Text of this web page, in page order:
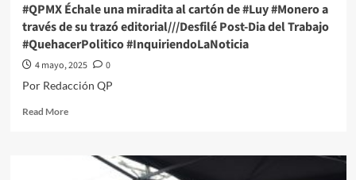
#QPMX Échale una miradita al cartón de #Luy #Monero a
través de su trazó editorial///Desfilé Post-Dia del Trabajo
#QuehacerPolitico #InquiriendoLaNoticia
4 mayo, 2025
0
Por Redacción QP
Read MoreRead
#QPMX